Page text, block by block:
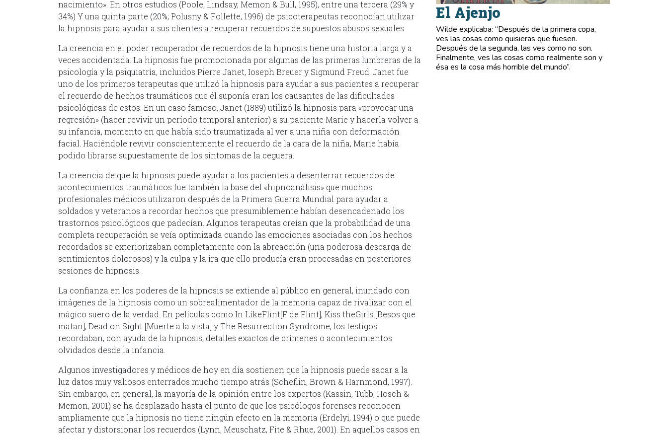
nacimiento». En otros estudios (Poole, Lindsay, Memon & Bull, 1995), entre una tercera (29% y
34%) Y una quinta parte (20%; Polusny & Follette, 1996) de psicoterapeutas reconocían utilizar
la hipnosis para ayudar a sus clientes a recuperar recuerdos de supuestos abusos sexuales.
La creencia en el poder recuperador de recuerdos de la hipnosis tiene una historia larga y a
veces accidentada. La hipnosis fue promocionada por algunas de las primeras lumbreras de la
psicología y la psiquiatría, incluidos Pierre Janet, Ioseph Breuer y Sigmund Freud. Janet fue
uno de los primeros terapeutas que utilizó la hipnosis para ayudar a sus pacientes a recuperar
el recuerdo de hechos traumáticos que él suponía eran los causantes de las dificultades
psicológicas de estos. En un caso famoso, Janet (1889) utilizó la hipnosis para «provocar una
regresión» (hacer revivir un período temporal anterior) a su paciente Marie y hacerla volver a
su infancia, momento en que había sido traumatizada al ver a una niña con deformación
facial. Haciéndole revivir conscientemente el recuerdo de la cara de la niña, Marie había
podido librarse supuestamente de los síntomas de la ceguera.
La creencia de que la hipnosis puede ayudar a los pacientes a desenterrar recuerdos de
acontecimientos traumáticos fue también la base del «hipnoanálisis» que muchos
profesionales médicos utilizaron después de la Primera Guerra Mundial para ayudar a
soldados y veteranos a recordar hechos que presumiblemente habían desencadenado los
trastornos psicológicos que padecían. Algunos terapeutas creían que la probabilidad de una
completa recuperación se veía optimizada cuando las emociones asociadas con los hechos
recordados se exteriorizaban completamente con la abreacción (una poderosa descarga de
sentimientos dolorosos) y la culpa y la ira que ello producía eran procesadas en posteriores
sesiones de hipnosis.
La confianza en los poderes de la hipnosis se extiende al público en general, inundado con
imágenes de la hipnosis como un sobrealimentador de la memoria capaz de rivalizar con el
mágico suero de la verdad. En películas como In LíkeFlint[F de Flint], Kiss theGirls [Besos que
matan], Dead on Sight [Muerte a la vista] y The Resurrection Syndrome, los testigos
recordaban, con ayuda de la hipnosis, detalles exactos de crímenes o acontecimientos
olvidados desde la infancia.
Algunos investigadores y médicos de hoy en día sostienen que la hipnosis puede sacar a la
luz datos muy valiosos enterrados mucho tiempo atrás (Scheflin, Brown & Harnmond, 1997).
Sin embargo, en general, la mayoría de la opinión entre los expertos (Kassin, Tubb, Hosch &
Memon, 2001) se ha desplazado hasta el punto de que los psicólogos forenses reconocen
ampliamente que la hipnosis no tiene ningún efecto en la memoria (Erdelyi, 1994) o que puede
afectar y distorsionar los recuerdos (Lynn, Meuschatz, Fite & Rhue, 2001). En aquellos casos en
El Ajenjo
Wilde explicaba: “Después de la primera copa,
ves las cosas como quisieras que fuesen.
Después de la segunda, las ves como no son.
Finalmente, ves las cosas como realmente son y
ésa es la cosa más horrible del mundo”.